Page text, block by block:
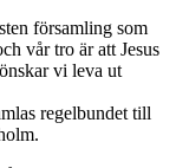
församling som
vår tro är att Jesus
vi leva ut
regelbundet till